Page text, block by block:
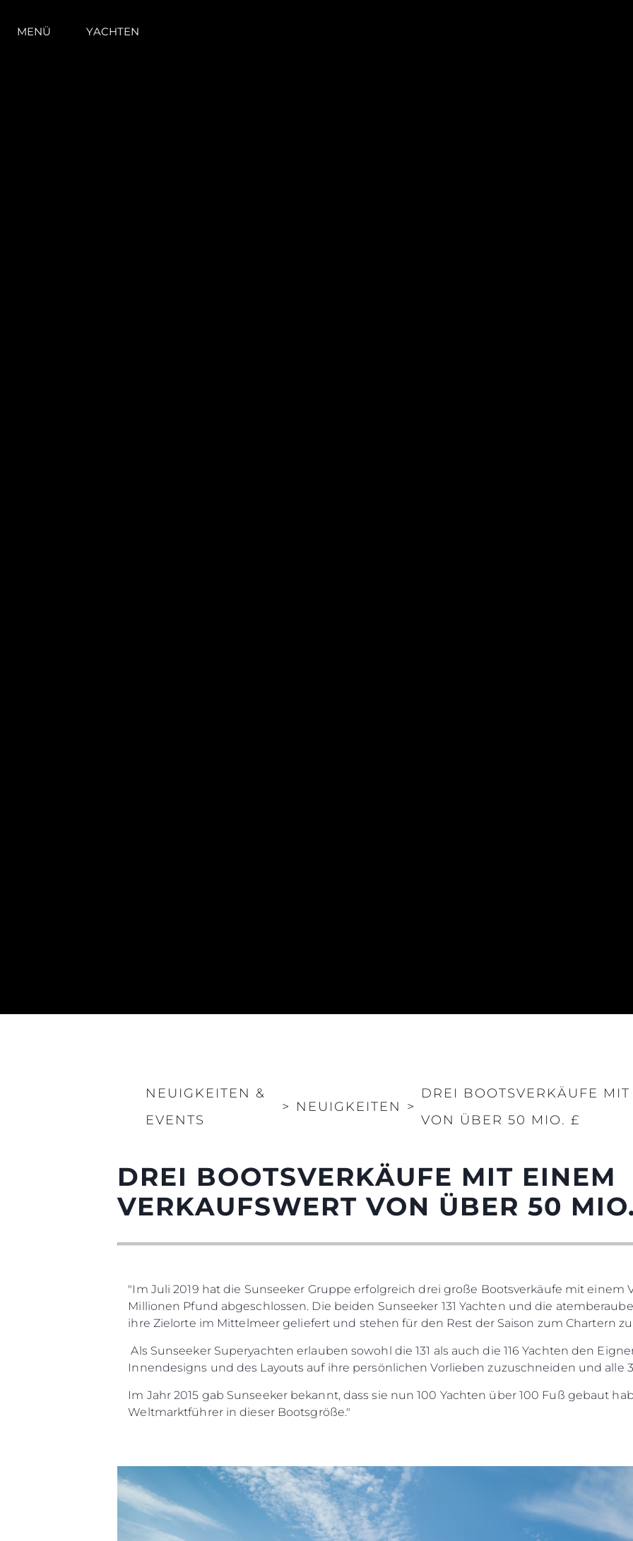
MENÜ YACHTEN
NEUIGKEITEN &
EVENTS
> NEUIGKEITEN >
DREI BOOTSVERKÄUFE
VON ÜBER 50 MIO. £
DREI BOOTSVERKÄUFE MIT EINEM
VERKAUFSWERT VON ÜBER 50
"Im Juli 2019 hat die Sunseeker Gruppe erfolgreich drei große Bootsverkäufe mit einem
Millionen Pfund abgeschlossen. Die beiden Sunseeker 131 Yachten und die
ihre Zielorte im Mittelmeer geliefert und stehen für den Rest der Saison zum Chartern
Als Sunseeker Superyachten erlauben sowohl die 131 als auch die 116 Yachten den
Innendesigns und des Layouts auf ihre persönlichen Vorlieben zuzuschneiden und alle
Im Jahr 2015 gab Sunseeker bekannt, dass sie nun 100 Yachten über 100 Fuß gebaut
Weltmarktführer in dieser Bootsgröße."
Standort Karte
Kontakt
Cookies
DATENSCHUTZRICHTLINIE
ERKLÄRUNG ZUR
MODERNEN SKLAVEREI
Brokerage
Das
Lifestyle